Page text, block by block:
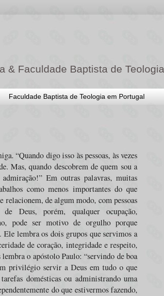
& Faculdade Baptista de Teologia
Faculdade Baptista de Teologia em Portugal
“Quando digo isso às pessoas, às vezes
Mas, quando descobrem de quem sou a
Em outras palavras, muitas
como menos importantes do que
relacionem, de algum modo, com pessoas
Deus, porém, qualquer ocupação,
pode ser motivo de orgulho porque
lembra os dois grupos que servimos a
de coração, integridade e respeito,
o apóstolo Paulo: “servindo de boa
privilégio servir a Deus em tudo o que
domésticas ou administrando uma
do que estivermos fazendo,